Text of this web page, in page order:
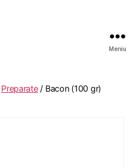
Meniu
Preparate/ Bacon (100 gr)